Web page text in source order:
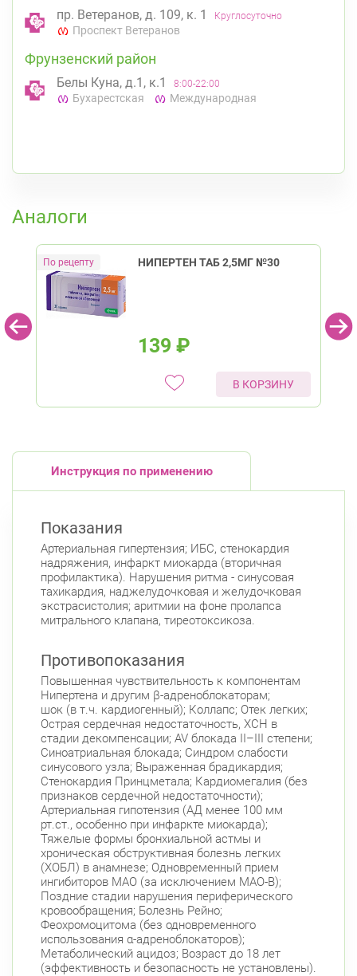
пр. Ветеранов, д. 109, к. 1 Круглосуточно
Проспект Ветеранов
Фрунзенский район
Белы Куна, д.1, к.1 8:00-22:00
Бухарестская Международная
Аналоги
НИПЕРТЕН ТАБ 2,5МГ №30
139 ₽
В КОРЗИНУ
Инструкция по применению
Показания
Артериальная гипертензия; ИБС, стенокардия
надряжения, инфаркт миокарда (вторичная
профилактика). Нарушения ритма - синусовая
тахикардия, наджелудочковая и желудочковая
экстрасистолия; аритмии на фоне пролапса
митрального клапана, тиреотоксикоза.
Противопоказания
Повышенная чувствительность к компонентам
Нипертена и другим β-адреноблокаторам;
шок (в т.ч. кардиогенный); Коллапс; Отек легких;
Острая сердечная недостаточность, ХСН в
стадии декомпенсации; AV блокада II–III степени;
Синоатриальная блокада; Синдром слабости
синусового узла; Выраженная брадикардия;
Стенокардия Принцметала; Кардиомегалия (без
признаков сердечной недостаточности);
Артериальная гипотензия (АД менее 100 мм
рт.ст., особенно при инфаркте миокарда);
Тяжелые формы бронхиальной астмы и
хроническая обструктивная болезнь легких
(ХОБЛ) в анамнезе; Одновременный прием
ингибиторов МАО (за исключением МАО-В);
Поздние стадии нарушения периферического
кровообращения; Болезнь Рейно;
Феохромоцитома (без одновременного
использования α-адреноблокаторов);
Метаболический ацидоз; Возраст до 18 лет
(эффективность и безопасность не установлены).